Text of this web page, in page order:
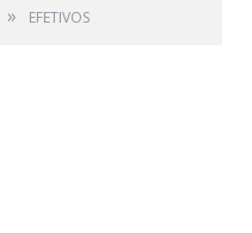
» EFETIVOS